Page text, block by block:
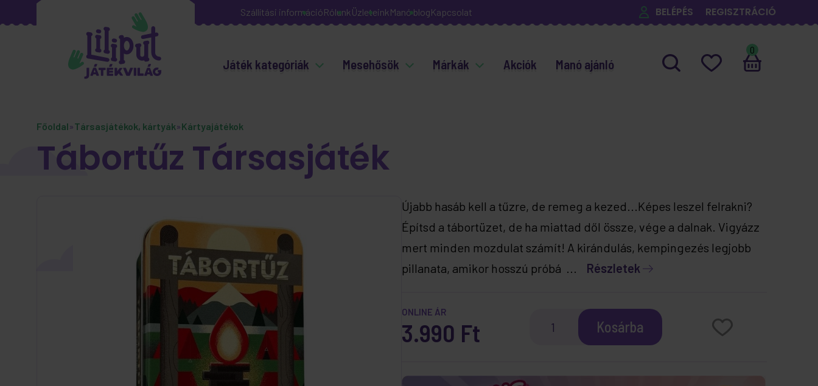
Szállítási információRólunk Üzleteink Manó blogKapcsolat BELÉPÉS REGISZTRÁCIÓ
Játék kategóriák Mesehősök Márkák Akciók Manó ajánló
0
Főoldal»Társasjátékok, kártyák»Kártyajátékok
Tábortűz Társasjáték
Újabb hasáb kell a tűzre, de remeg a kezed...Képes leszel felrakni?
Építsd a tábortüzet, de ha miattad dől össze, vége a dalnak. Vigyázz
mert minden mozdulat számít! A kirándulás, kempingezés legjobb
pillanata, amikor hosszú próbá ... Részletek
ONLINE ÁR
3.990 Ft Kosárba